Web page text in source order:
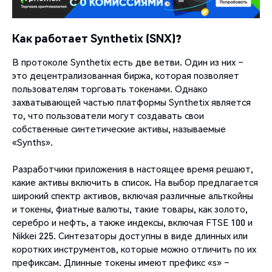
Как работает Synthetix (SNX)?
В протоколе Synthetix есть две ветви. Один из них –
это децентрализованная биржа, которая позволяет
пользователям торговать токенами. Однако
захватывающей частью платформы Synthetix является
то, что пользователи могут создавать свои
собственные синтетические активы, называемые
«Synths».
Разработчики приложения в настоящее время решают,
какие активы включить в список. На выбор предлагается
широкий спектр активов, включая различные альткойны
и токены, фиатные валюты, такие товары, как золото,
серебро и нефть, а также индексы, включая FTSE 100 и
Nikkei 225. Синтезаторы доступны в виде длинных или
коротких инструментов, которые можно отличить по их
префиксам. Длинные токены имеют префикс «s» –